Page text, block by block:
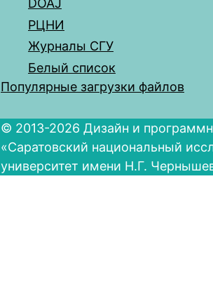
DOAJ
РЦНИ
Журналы СГУ
Белый список
Популярные загрузки файлов
© 2013-2026 Дизайн и
«Саратовский национальный
университет имени Н.Г.